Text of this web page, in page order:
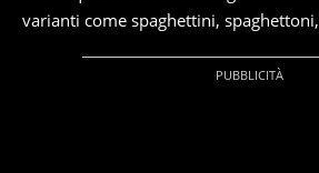
varianti come spaghettini,